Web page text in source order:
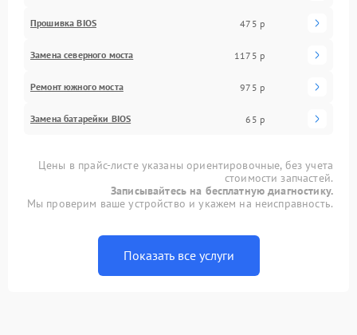
Прошивка BIOS 475 р
Замена северного моста 1175 р
Ремонт южного моста 975 р
Замена батарейки BIOS 65 р
Цены в прайс-листе указаны ориентировочные, без учета
стоимости запчастей.
Записывайтесь на бесплатную диагностику.
Мы проверим ваше устройство и укажем на неисправность.
Показать все услуги